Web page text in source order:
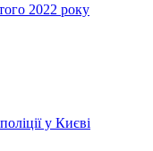
2022 року
у Києві